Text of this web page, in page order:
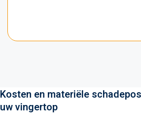
Kosten en materiële
uw vingertop